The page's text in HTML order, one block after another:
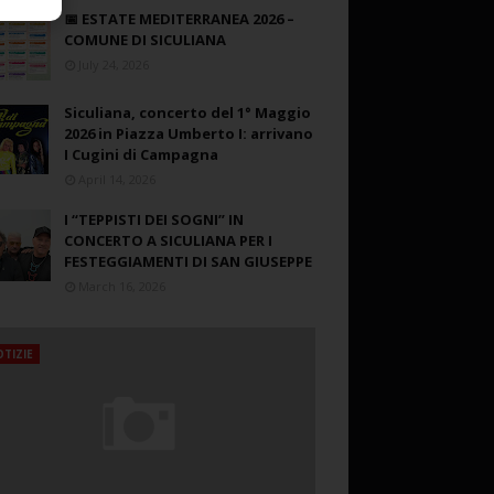
📅 ESTATE MEDITERRANEA 2026 –
COMUNE DI SICULIANA
Siculiana, concerto del 1° Maggio
2026 in Piazza Umberto I: arrivano
I Cugini di Campagna
I “TEPPISTI DEI SOGNI” IN
CONCERTO A SICULIANA PER I
FESTEGGIAMENTI DI SAN GIUSEPPE